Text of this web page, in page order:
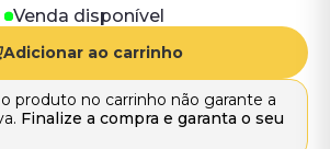
Venda disponível
Adicionar ao carrinho
produto no carrinho não garante a
Finalize a compra e garanta o seu